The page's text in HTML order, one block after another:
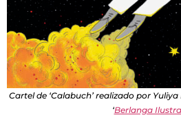
Cartel de ‘Calabuch’ realizado por
‘Berlanga